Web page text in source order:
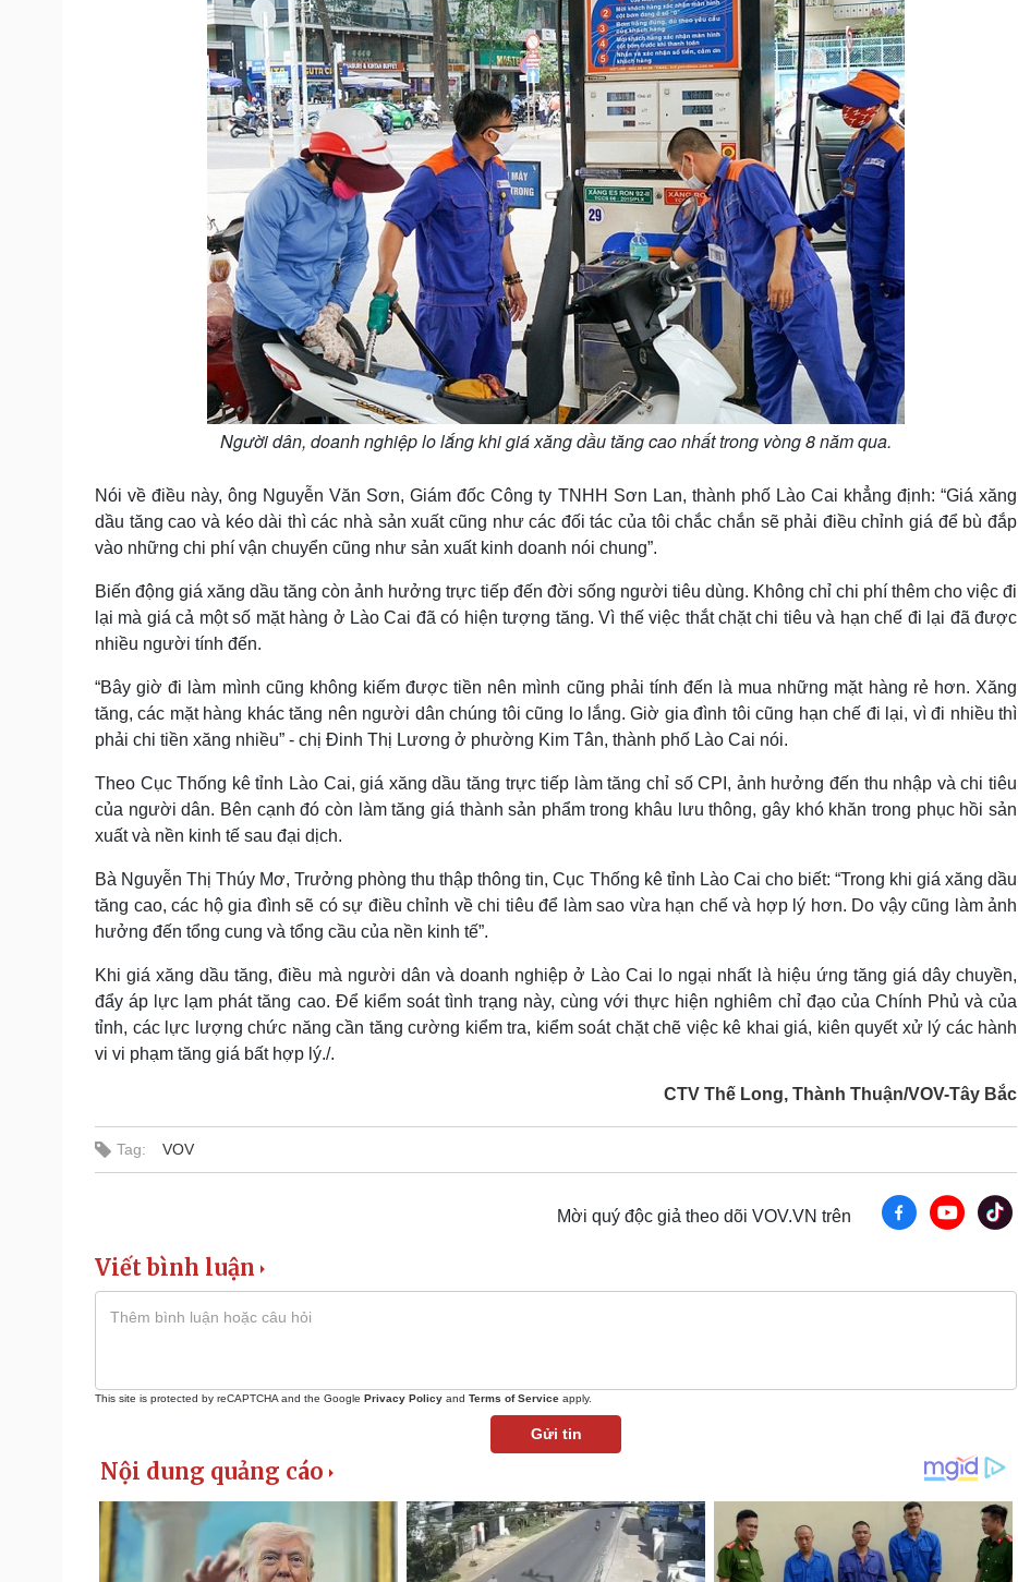
Người dân, doanh nghiệp lo lắng khi giá xăng dầu tăng cao nhất trong vòng 8 năm qua.
Nói về điều này, ông Nguyễn Văn Sơn, Giám đốc Công ty TNHH Sơn Lan, thành phố Lào Cai khẳng định: “Giá xăng
dầu tăng cao và kéo dài thì các nhà sản xuất cũng như các đối tác của tôi chắc chắn sẽ phải điều chỉnh giá để bù đắp
vào những chi phí vận chuyển cũng như sản xuất kinh doanh nói chung”.
Biến động giá xăng dầu tăng còn ảnh hưởng trực tiếp đến đời sống người tiêu dùng. Không chỉ chi phí thêm cho việc đi
lại mà giá cả một số mặt hàng ở Lào Cai đã có hiện tượng tăng. Vì thế việc thắt chặt chi tiêu và hạn chế đi lại đã được
nhiều người tính đến.
“Bây giờ đi làm mình cũng không kiếm được tiền nên mình cũng phải tính đến là mua những mặt hàng rẻ hơn. Xăng
tăng, các mặt hàng khác tăng nên người dân chúng tôi cũng lo lắng. Giờ gia đình tôi cũng hạn chế đi lại, vì đi nhiều thì
phải chi tiền xăng nhiều” - chị Đinh Thị Lương ở phường Kim Tân, thành phố Lào Cai nói.
Theo Cục Thống kê tỉnh Lào Cai, giá xăng dầu tăng trực tiếp làm tăng chỉ số CPI, ảnh hưởng đến thu nhập và chi tiêu
của người dân. Bên cạnh đó còn làm tăng giá thành sản phẩm trong khâu lưu thông, gây khó khăn trong phục hồi sản
xuất và nền kinh tế sau đại dịch.
Bà Nguyễn Thị Thúy Mơ, Trưởng phòng thu thập thông tin, Cục Thống kê tỉnh Lào Cai cho biết: “Trong khi giá xăng dầu
tăng cao, các hộ gia đình sẽ có sự điều chỉnh về chi tiêu để làm sao vừa hạn chế và hợp lý hơn. Do vậy cũng làm ảnh
hưởng đến tổng cung và tổng cầu của nền kinh tế”.
Khi giá xăng dầu tăng, điều mà người dân và doanh nghiệp ở Lào Cai lo ngại nhất là hiệu ứng tăng giá dây chuyền,
đẩy áp lực lạm phát tăng cao. Để kiểm soát tình trạng này, cùng với thực hiện nghiêm chỉ đạo của Chính Phủ và của
tỉnh, các lực lượng chức năng cần tăng cường kiểm tra, kiểm soát chặt chẽ việc kê khai giá, kiên quyết xử lý các hành
vi vi phạm tăng giá bất hợp lý./.
CTV Thế Long, Thành Thuận/VOV-Tây Bắc
Tag: VOV
Mời quý độc giả theo dõi VOV.VN trên
Viết bình luận
This site is protected by reCAPTCHA and the Google Privacy Policy and Terms of Service apply.
Gửi tin